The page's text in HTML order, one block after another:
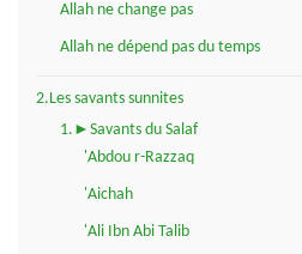
Allah ne change pas
Allah ne dépend pas du temps
2.Les savants sunnites
1.►Savants du Salaf
'Abdou r-Razzaq
'Aichah
'Ali Ibn Abi Talib